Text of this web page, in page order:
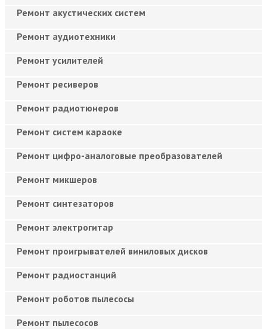
Ремонт акустических систем
Ремонт аудиотехники
Ремонт усилителей
Ремонт ресиверов
Ремонт радиотюнеров
Ремонт систем караоке
Ремонт цифро-аналоговые преобразователей
Ремонт микшеров
Ремонт синтезаторов
Ремонт электрогитар
Ремонт проигрывателей виниловых дисков
Ремонт радиостанций
Ремонт роботов пылесосы
Ремонт пылесосов